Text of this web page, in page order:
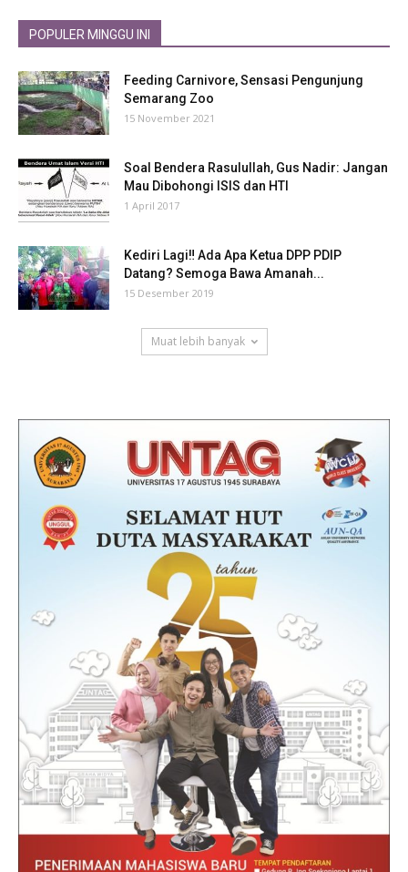
POPULER MINGGU INI
Feeding Carnivore, Sensasi Pengunjung
Semarang Zoo
15 November 2021
Soal Bendera Rasulullah, Gus Nadir: Jangan
Mau Dibohongi ISIS dan HTI
1 April 2017
Kediri Lagi‼ Ada Apa Ketua DPP PDIP
Datang? Semoga Bawa Amanah...
15 Desember 2019
Muat lebih banyak